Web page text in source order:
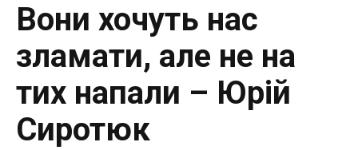
Вони хочуть нас
зламати, але не на
тих напали – Юрій
Сиротюк